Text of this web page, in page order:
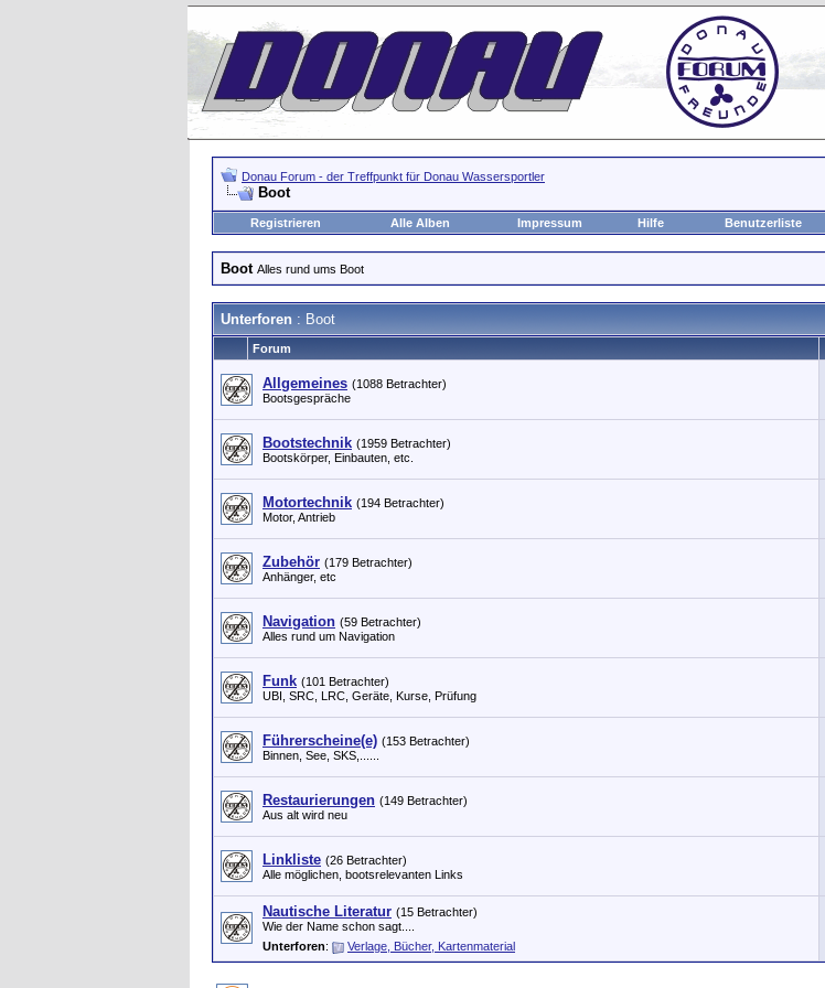
Donau Forum - der Treffpunkt für Donau Wassersportler
Boot
Registrieren
Alle Alben Impressum Hilfe Benutzerliste
Boot Alles rund ums Boot
Unterforen : Boot
Forum
Allgemeines (1088 Betrachter)
Bootsgespräche
Bootstechnik (1959 Betrachter)
Bootskörper, Einbauten, etc.
Motortechnik (194 Betrachter)
Motor, Antrieb
Zubehör (179 Betrachter)
Anhänger, etc
Navigation (59 Betrachter)
Alles rund um Navigation
Funk (101 Betrachter)
UBI, SRC, LRC, Geräte, Kurse, Prüfung
Führerscheine(e) (153 Betrachter)
Binnen, See, SKS,......
Restaurierungen (149 Betrachter)
Aus alt wird neu
Linkliste (26 Betrachter)
Alle möglichen, bootsrelevanten Links
Nautische Literatur (15 Betrachter)
Wie der Name schon sagt....
Unterforen: Verlage, Bücher, Kartenmaterial